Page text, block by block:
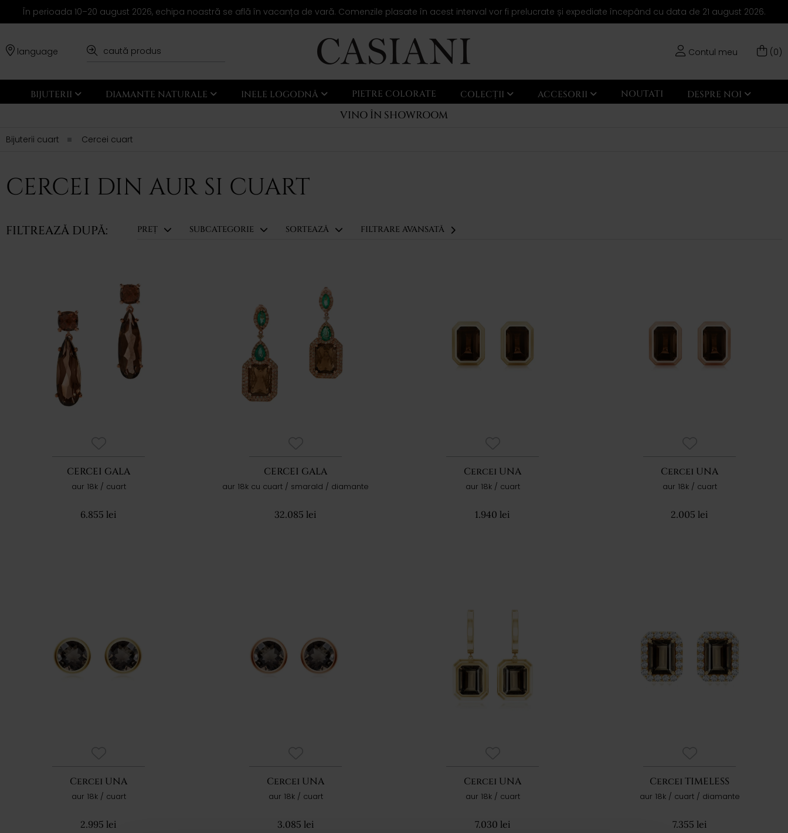
În perioada 10–20 august 2026, echipa noastră se află în vacanța de vară. Comenzile plasate în acest interval vor fi prelucrate și expediate începând cu data de 21 august 2026.
language Contul meu (0)
BIJUTERII DIAMANTE NATURALE INELE LOGODNĂ PIETRE COLORATE COLECȚII ACCESORII NOUTATI DESPRE NOI
VINO ÎN SHOWROOM
Bijuterii cuart Cercei cuart
CERCEI DIN AUR SI CUART
FILTREAZĂ DUPĂ: PREȚ SUBCATEGORIE SORTEAZĂ FILTRARE AVANSATĂ
CERCEI GALA
aur 18k / cuart
6.855 lei
CERCEI GALA
aur 18k cu cuart / smarald / diamante
32.085 lei
Cercei UNA
aur 18k / cuart
1.940 lei
Cercei UNA
aur 18k / cuart
2.005 lei
Cercei UNA
aur 18k / cuart
2.995 lei
Cercei UNA
aur 18k / cuart
3.085 lei
Cercei UNA
aur 18k / cuart
7.030 lei
Cercei TIMELESS
aur 18k / cuart / diamante
7.355 lei